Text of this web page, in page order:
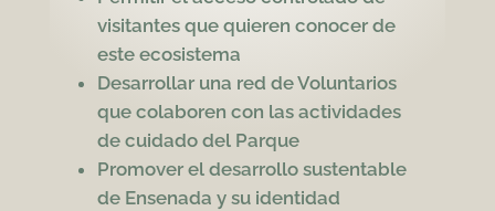
visitantes que quieren conocer de
este ecosistema
Desarrollar una red de Voluntarios
que colaboren con las actividades
de cuidado del Parque
Promover el desarrollo sustentable
de Ensenada y su identidad